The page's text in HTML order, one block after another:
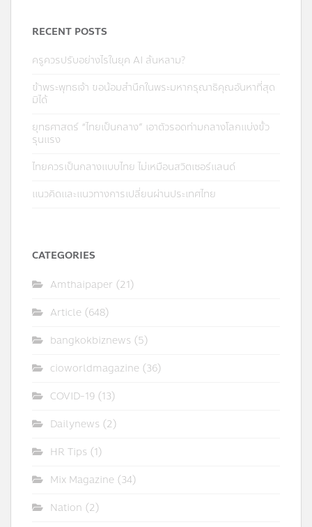
RECENT POSTS
ครูควรปรับอย่างไรในยุค AI ล้นหลาม?
ข้าพระพุทธเจ้า ขอน้อมสำนึกในพระมหากรุณาธิคุณอันหาที่สุด
มิได้
ยุทธศาสตร์ “ไทยเป็นกลาง” เอาตัวรอดท่ามกลางโลกแบ่งขั้ว
รุนแรง
ไทยควรเป็นกลางแบบไทย ไม่เหมือนสวิตเซอร์แลนด์
แนวคิดและแนวทางการเปลี่ยนผ่านประเทศไทย
CATEGORIES
Amthaipaper (21)
Article (648)
bangkokbiznews (5)
cioworldmagazine (36)
COVID-19 (13)
Dailynews (2)
HR Tips (1)
Mix Magazine (34)
Nation (2)